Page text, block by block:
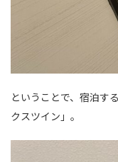
ということで、宿泊す
クスツイン」。